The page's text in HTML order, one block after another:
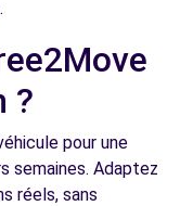
?
pour une
semaines. Adaptez
réels, sans